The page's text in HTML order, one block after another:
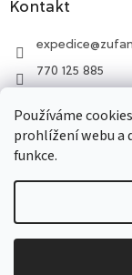
Používáme
prohlížení webu a
funkce.
Kontakt
expedice@
770 125 885
770 125 885